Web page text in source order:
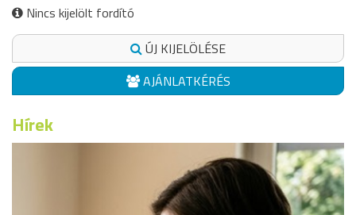
Nincs kijelölt fordító
ÚJ KIJELÖLÉSE
AJÁNLATKÉRÉS
Hírek